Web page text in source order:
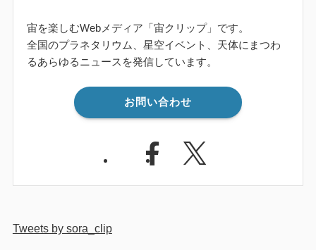
宙を楽しむWebメディア「宙クリップ」です。
全国のプラネタリウム、星空イベント、天体にまつわ
るあらゆるニュースを発信しています。
お問い合わせ
Tweets by sora_clip